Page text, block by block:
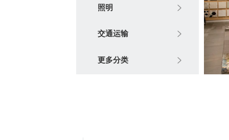
照明
交通运输
更多分类